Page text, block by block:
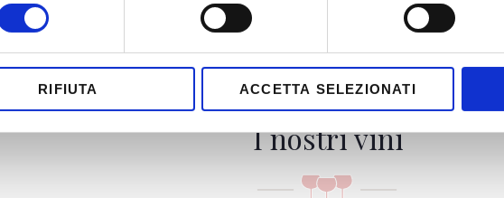
RIFIUTA ACCETTA SELEZIONATI
I nostri vini